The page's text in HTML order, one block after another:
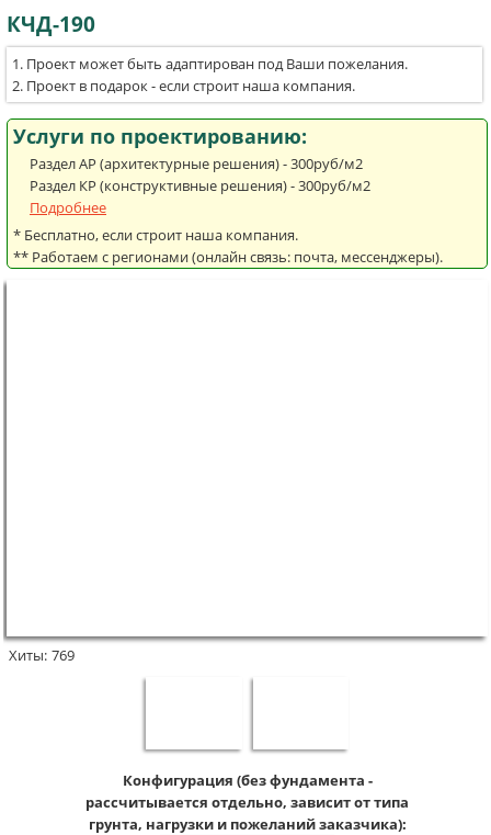
КЧД-190
Проект может быть адаптирован под Ваши пожелания.
Проект в подарок - если строит наша компания.
Услуги по проектированию:
Раздел АР (архитектурные решения) - 300руб/м2
Раздел КР (конструктивные решения) - 300руб/м2
Подробнее
* Бесплатно, если строит наша компания.
** Работаем с регионами (онлайн связь: почта, мессенджеры).
Хиты: 769
Конфигурация (без фундамента -
рассчитывается отдельно, зависит от типа
грунта, нагрузки и пожеланий заказчика):